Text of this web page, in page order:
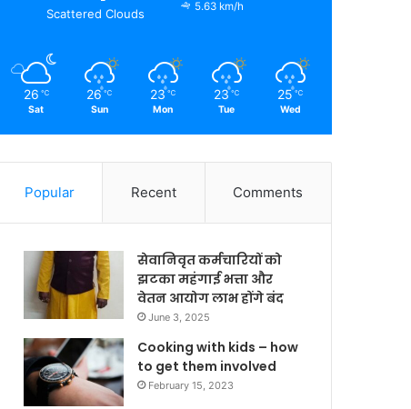
Scattered Clouds
5.63 km/h
26 ℃
Sat
26 ℃
Sun
23 ℃
Mon
23 ℃
Tue
25 ℃
Wed
Popular Recent Comments
सेवानिवृत कर्मचारियों को
झटका महंगाई भत्ता और
वेतन आयोग लाभ होंगे बंद
June 3, 2025
Cooking with kids – how
to get them involved
February 15, 2023